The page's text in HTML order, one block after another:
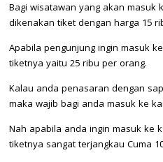
Bagi wisatawan yang akan masuk
dikenakan tiket dengan harga 15
Apabila pengunjung ingin masuk
tiketnya yaitu 25 ribu per orang.
Kalau anda penasaran dengan
maka wajib bagi anda masuk ke
Nah apabila anda ingin masuk ke
tiketnya sangat terjangkau Cuma